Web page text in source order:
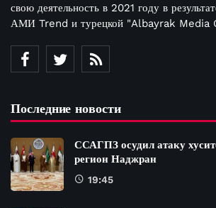
свою деятельность в 2021 году в
АМИ Trend и турецкой "Albayrak Media
Последние новости
ССАГПЗ осудил атаку
регион Наджран
19:45